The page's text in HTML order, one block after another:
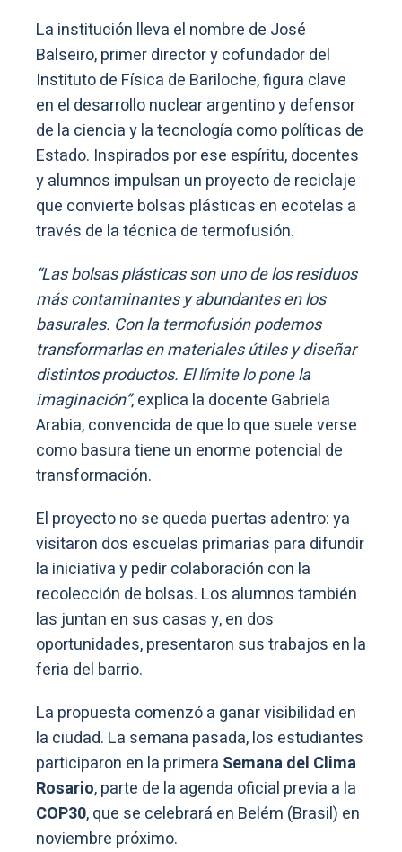
La institución lleva el nombre de José
Balseiro, primer director y cofundador del
Instituto de Física de Bariloche, figura clave
en el desarrollo nuclear argentino y defensor
de la ciencia y la tecnología como políticas de
Estado. Inspirados por ese espíritu, docentes
y alumnos impulsan un proyecto de reciclaje
que convierte bolsas plásticas en ecotelas a
través de la técnica de termofusión.
“Las bolsas plásticas son uno de los residuos
más contaminantes y abundantes en los
basurales. Con la termofusión podemos
transformarlas en materiales útiles y diseñar
distintos productos. El límite lo pone la
imaginación”, explica la docente Gabriela
Arabia, convencida de que lo que suele verse
como basura tiene un enorme potencial de
transformación.
El proyecto no se queda puertas adentro: ya
visitaron dos escuelas primarias para difundir
la iniciativa y pedir colaboración con la
recolección de bolsas. Los alumnos también
las juntan en sus casas y, en dos
oportunidades, presentaron sus trabajos en la
feria del barrio.
La propuesta comenzó a ganar visibilidad en
la ciudad. La semana pasada, los estudiantes
participaron en la primera Semana del Clima
Rosario, parte de la agenda oficial previa a la
COP30, que se celebrará en Belém (Brasil) en
noviembre próximo.